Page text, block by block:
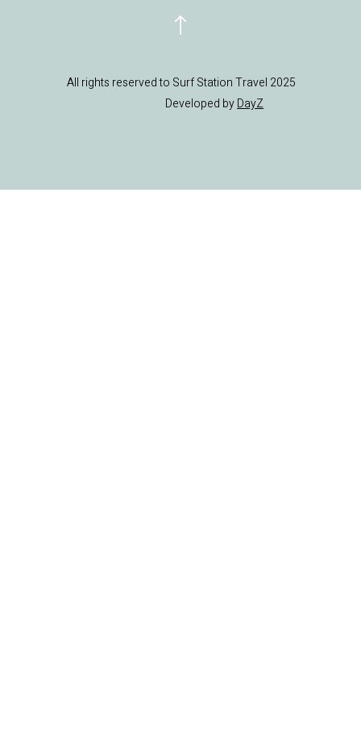
Developed byDayZ
All rights reserved to Surf Station Travel 2025